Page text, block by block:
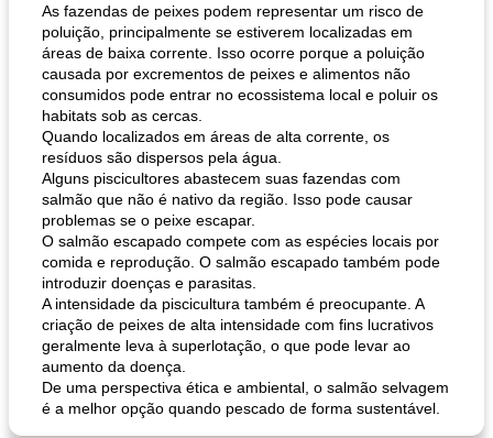
muffins de farelo de harriet sopa de lentilha líbia
As fazendas de peixes podem representar um risco de
poluição, principalmente se estiverem localizadas em
áreas de baixa corrente. Isso ocorre porque a poluição
causada por excrementos de peixes e alimentos não
consumidos pode entrar no ecossistema local e poluir os
habitats sob as cercas.
Quando localizados em áreas de alta corrente, os
resíduos são dispersos pela água.
Alguns piscicultores abastecem suas fazendas com
salmão que não é nativo da região. Isso pode causar
problemas se o peixe escapar.
O salmão escapado compete com as espécies locais por
comida e reprodução. O salmão escapado também pode
introduzir doenças e parasitas.
A intensidade da piscicultura também é preocupante. A
criação de peixes de alta intensidade com fins lucrativos
geralmente leva à superlotação, o que pode levar ao
aumento da doença.
De uma perspectiva ética e ambiental, o salmão selvagem
é a melhor opção quando pescado de forma sustentável.